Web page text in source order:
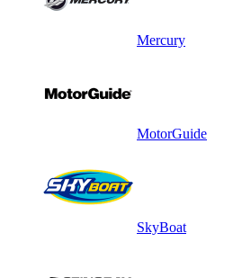
Mercury
MotorGuide
SkyBoat